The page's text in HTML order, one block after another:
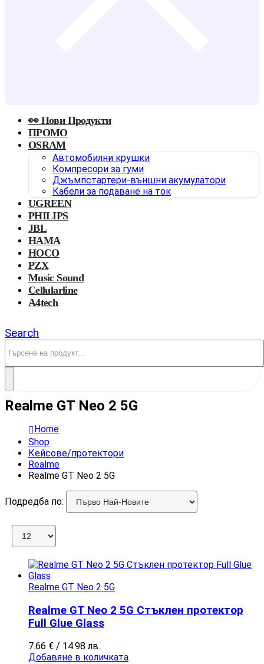
👀 Нови Продукти
ПРОМО
OSRAM
Автомобилни крушки
Компресори за гуми
Джъмпстартери-външни акумулатори
Кабели за подаване на ток
UGREEN
PHILIPS
JBL
HAMA
HOCO
PZX
Music Sound
Cellularline
A4tech
Search
Realme GT Neo 2 5G
Home
Shop
Кейсове/протектори
Realme
Realme GT Neo 2 5G
Подредба по:
Realme GT Neo 2 5G
Realme GT Neo 2 5G Стъклен протектор
Full Glue Glass
7.66 € / 14.98 лв.
Добавяне в количката